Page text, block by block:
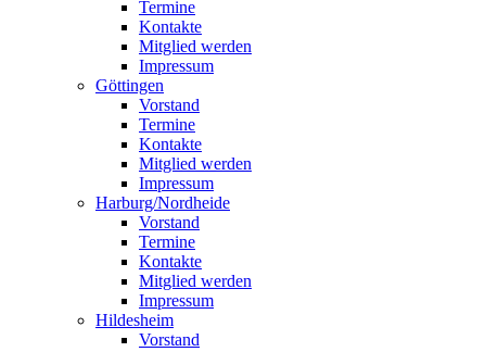
Termine
Kontakte
Mitglied werden
Impressum
Göttingen
Vorstand
Termine
Kontakte
Mitglied werden
Impressum
Harburg/Nordheide
Vorstand
Termine
Kontakte
Mitglied werden
Impressum
Hildesheim
Vorstand